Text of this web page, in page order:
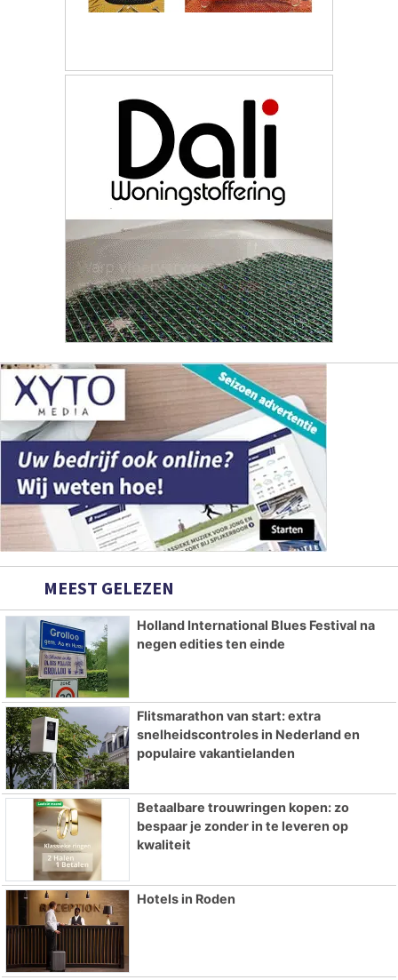
MEEST GELEZEN
Holland International Blues Festival na
negen edities ten einde
Flitsmarathon van start: extra
snelheidscontroles in Nederland en
populaire vakantielanden
Betaalbare trouwringen kopen: zo
bespaar je zonder in te leveren op
kwaliteit
Hotels in Roden